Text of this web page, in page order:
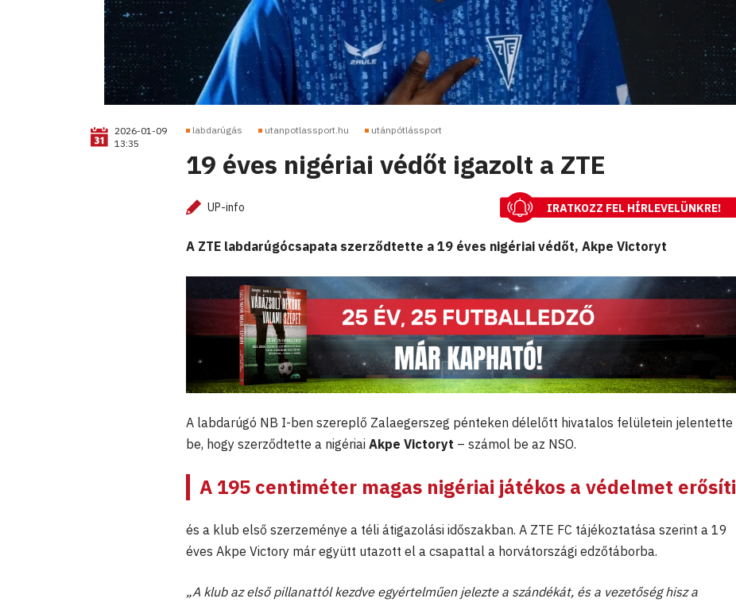
2026-01-09
13:35
labdarúgás utanpotlassport.hu utánpótlássport
19 éves nigériai védőt igazolt a ZTE
UP-info IRATKOZZ FEL HÍRLEVELÜNKRE!
A ZTE labdarúgócsapata szerződtette a 19 éves nigériai védőt, Akpe Victoryt
A labdarúgó NB I-ben szereplő Zalaegerszeg pénteken délelőtt hivatalos felületein jelentette
be, hogy szerződtette a nigériai Akpe Victoryt – számol be az NSO.
A 195 centiméter magas nigériai játékos a védelmet erősíti
és a klub első szerzeménye a téli átigazolási időszakban. A ZTE FC tájékoztatása szerint a 19
éves Akpe Victory már együtt utazott el a csapattal a horvátországi edzőtáborba.
„A klub az első pillanattól kezdve egyértelműen jelezte a szándékát, és a vezetőség hisz a